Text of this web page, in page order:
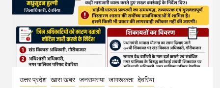
उत्तर प्रदेश खास खबर जनसमस्या जागरूकता देवरिया